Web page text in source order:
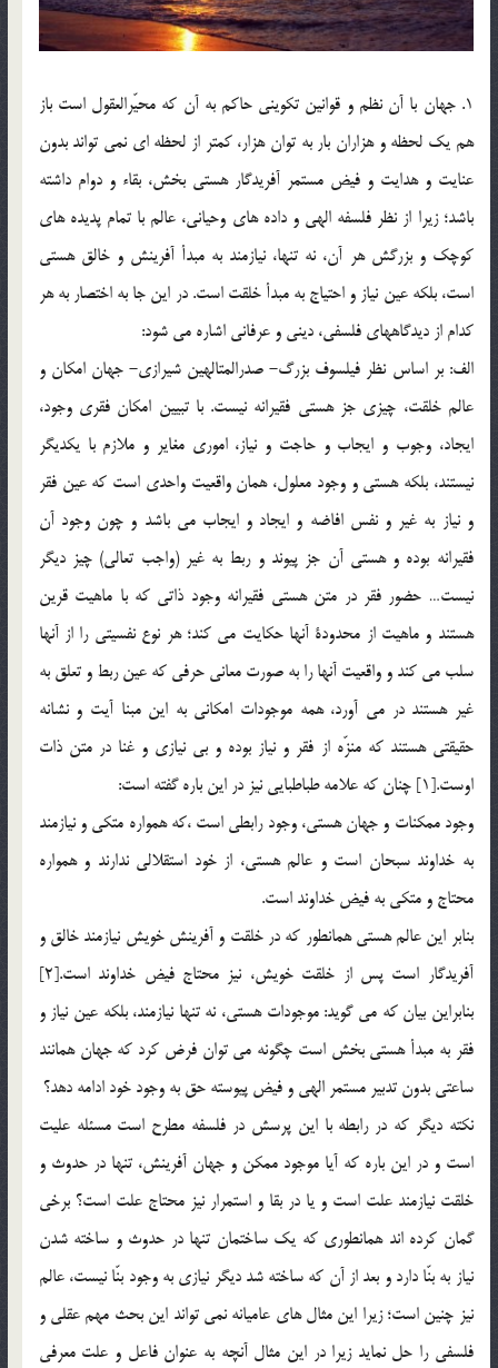
1. جهان با آن نظم و قوانين تكويني حاكم به آن كه محيّرالعقول است باز
هم يك لحظه و هزاران بار به توان هزار، كمتر از لحظه اي نمي تواند بدون
عنايت و هدايت و فيض مستمر آفريدگار هستي بخش، بقاء و دوام داشته
باشد؛ زيرا از نظر فلسفه الهي و داده هاي وحياني، عالم با تمام پديده هاي
كوچك و بزرگش هر آن، نه تنها، نيازمند به مبدأ آفرينش و خالق هستي
است، بلكه عين نياز و احتياج به مبدأ خلقت است. در اين جا به اختصار به هر
كدام از ديدگاههاي فلسفي، ديني و عرفاني اشاره مي شود:
الف: بر اساس نظر فيلسوف بزرگ- صدرالمتالهين شيرازي- جهان امكان و
عالم خلقت، چيزي جز هستي فقيرانه نيست. با تبيين امكان فقري وجود،
ايجاد، وجوب و ايجاب و حاجت و نياز، اموري مغاير و ملازم با يكديگر
نيستند، بلكه هستي و وجود معلول، همان واقعيت واحدي است كه عين فقر
و نياز به غير و نفس افاضه و ايجاد و ايجاب مي باشد و چون وجود آن
فقيرانه بوده و هستي آن جز پيوند و ربط به غير (واجب تعالي) چيز ديگر
نيست… حضور فقر در متن هستي فقيرانه وجود ذاتي كه با ماهيت قرين
هستند و ماهيت از محدودة آنها حكايت مي كند؛ هر نوع نفسيتي را از آنها
سلب مي كند و واقعيت آنها را به صورت معاني حرفي كه عين ربط و تعلق به
غير هستند در مي آورد، همه موجودات امكاني به اين مبنا آيت و نشانه
حقيقتي هستند كه منزّه از فقر و نياز بوده و بي نيازي و غنا در متن ذات
اوست.[1] چنان که علامه طباطبايي نيز در اين باره گفته است:
وجود ممکنات و جهان هستي، وجود رابطي است ،که همواره متکي و نيازمند
به خداوند سبحان است و عالم هستي، از خود استقلالي ندارند و همواره
محتاج و متکي به فيض خداوند است.
بنابر اين عالم هستي همانطور که در خلقت و آفرينش خويش نيازمند خالق و
آفريدگار است پس از خلقت خويش، نيز محتاج فيض خداوند است.[2]
بنابراين بيان كه مي گويد: موجودات هستي، نه تنها نيازمند، بلكه عين نياز و
فقر به مبدأ هستي بخش است چگونه مي توان فرض كرد كه جهان همانند
ساعتي بدون تدبير مستمر الهي و فيض پيوسته حق به وجود خود ادامه دهد؟
نكته ديگر كه در رابطه با اين پرسش در فلسفه مطرح است مسئله عليت
است و در اين باره كه آيا موجود ممكن و جهان آفرينش، تنها در حدوث و
خلقت نيازمند علت است و يا در بقا و استمرار نيز محتاج علت است؟ برخي
گمان كرده اند همانطوري كه يك ساختمان تنها در حدوث و ساخته شدن
نياز به بنّا دارد و بعد از آن كه ساخته شد ديگر نيازي به وجود بنّا نيست، عالم
نيز چنين است؛ زيرا اين مثال هاي عاميانه نمي تواند اين بحث مهم عقلي و
فلسفي را حل نمايد زيرا در اين مثال آنچه به عنوان فاعل و علت معرفي